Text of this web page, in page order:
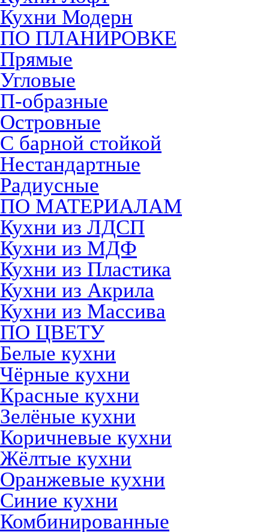
Кухни Модерн
ПО ПЛАНИРОВКЕ
Прямые
Угловые
П-образные
Островные
С барной стойкой
Нестандартные
Радиусные
ПО МАТЕРИАЛАМ
Кухни из ЛДСП
Кухни из МДФ
Кухни из Пластика
Кухни из Акрила
Кухни из Массива
ПО ЦВЕТУ
Белые кухни
Чёрные кухни
Красные кухни
Зелёные кухни
Коричневые кухни
Жёлтые кухни
Оранжевые кухни
Синие кухни
Комбинированные